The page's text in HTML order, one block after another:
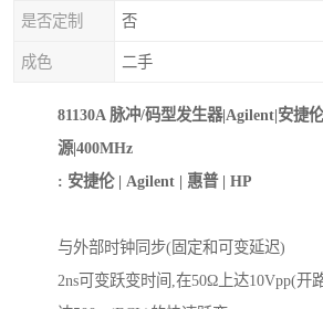
是否定制 否
成色 二手
81130A 脉冲/码型发生器|Agilent|安捷
源|400MHz
: 安捷伦 | Agilent | 惠普 | HP
与外部时钟同步(固定和可变延迟)
2ns可变跃变时间,在50Ω上达10Vpp(开